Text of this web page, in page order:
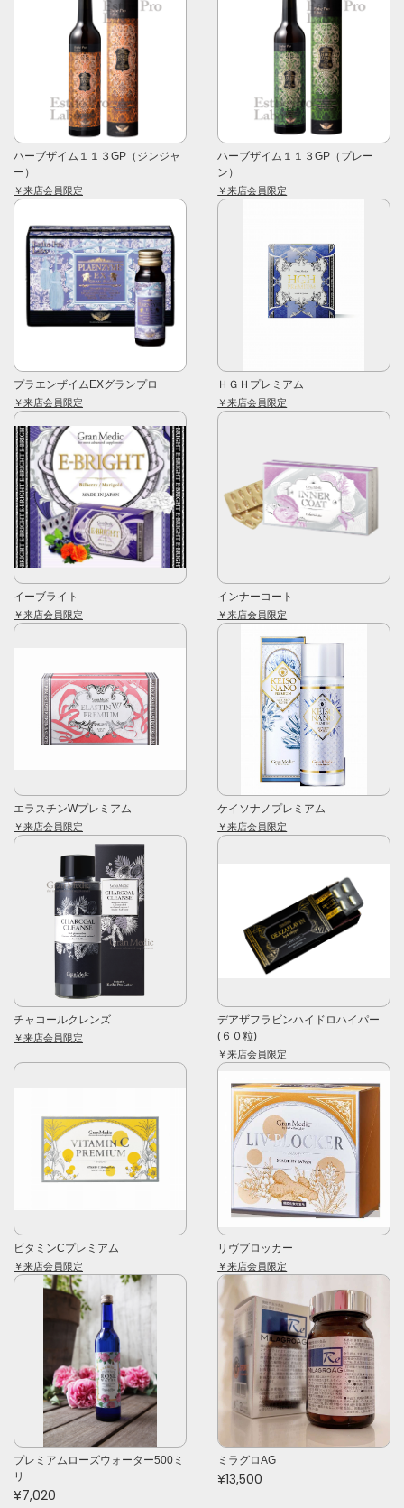
ハーブザイム１１３GP（ジンジャ
ー）
￥来店会員限定
ハーブザイム１１３GP（プレー
ン）
￥来店会員限定
プラエンザイムEXグランプロ
￥来店会員限定
ＨＧＨプレミアム
￥来店会員限定
イーブライト
￥来店会員限定
インナーコート
￥来店会員限定
エラスチンWプレミアム
￥来店会員限定
ケイソナノプレミアム
￥来店会員限定
チャコールクレンズ
￥来店会員限定
デアザフラビンハイドロハイパー
(６０粒)
￥来店会員限定
ビタミンCプレミアム
￥来店会員限定
リヴブロッカー
￥来店会員限定
プレミアムローズウォーター500ミ
リ
¥7,020
ミラグロAG
¥13,500